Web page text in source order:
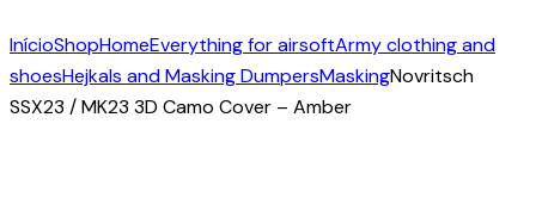
InícioShopHomeEverything for airsoftArmy clothing and
shoesHejkals and Masking DumpersMaskingNovritsch
SSX23 / MK23 3D Camo Cover – Amber